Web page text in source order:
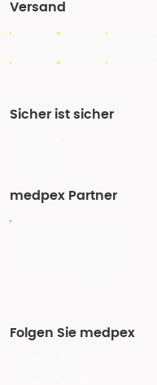
Versand
Sicher ist sicher
medpex Partner
Folgen Sie medpex